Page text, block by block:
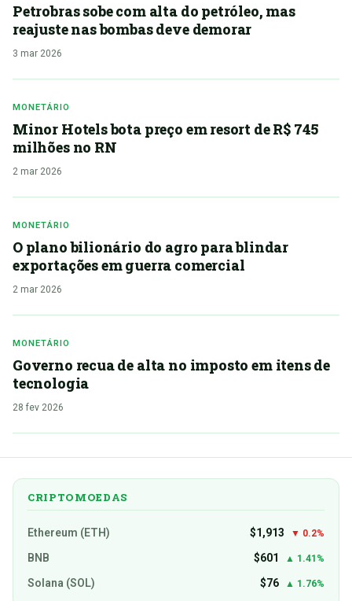
Petrobras sobe com alta do petróleo, mas
reajuste nas bombas deve demorar
3 mar 2026
MONETÁRIO
Minor Hotels bota preço em resort de R$ 745
milhões no RN
2 mar 2026
MONETÁRIO
O plano bilionário do agro para blindar
exportações em guerra comercial
2 mar 2026
MONETÁRIO
Governo recua de alta no imposto em itens de
tecnologia
28 fev 2026
CRIPTOMOEDAS
Ethereum (ETH) $1,913 ▼ 0.2%
BNB $601 ▲ 1.41%
Solana (SOL) $76 ▲ 1.76%